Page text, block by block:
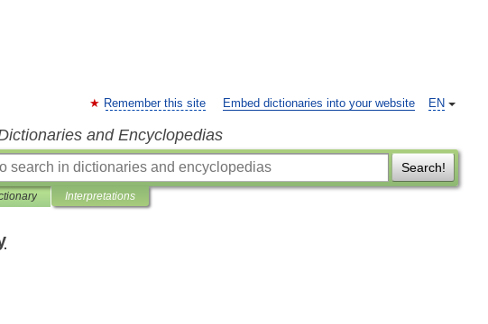
EN
Remember this site Embed dictionaries into your website
and Encyclopedias
Search!
Interpretations